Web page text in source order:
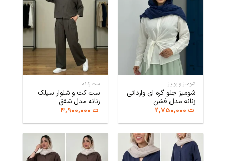
شومیز و بولیز
شومیز جلو گره ای وارداتی
زنانه مدل فشن
ت2,750,000
ست زنانه
ست کت و شلوار سیلک
زنانه مدل شفق
ت4,900,000